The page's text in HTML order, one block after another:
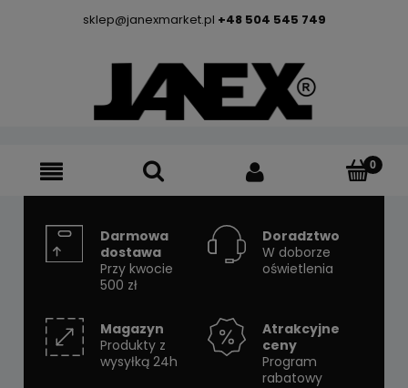
sklep@janexmarket.pl +48 504 545 749
Darmowa
dostawa
Przy kwocie
500 zł
Doradztwo
W doborze
oświetlenia
Magazyn
Produkty z
wysyłką 24h
Atrakcyjne
ceny
Program
rabatowy